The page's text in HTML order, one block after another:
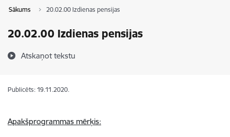
Sākums 20.02.00 Izdienas pensijas
20.02.00 Izdienas pensijas
Atskaņot tekstu
Publicēts: 19.11.2020.
Apakšprogrammas mērķis: